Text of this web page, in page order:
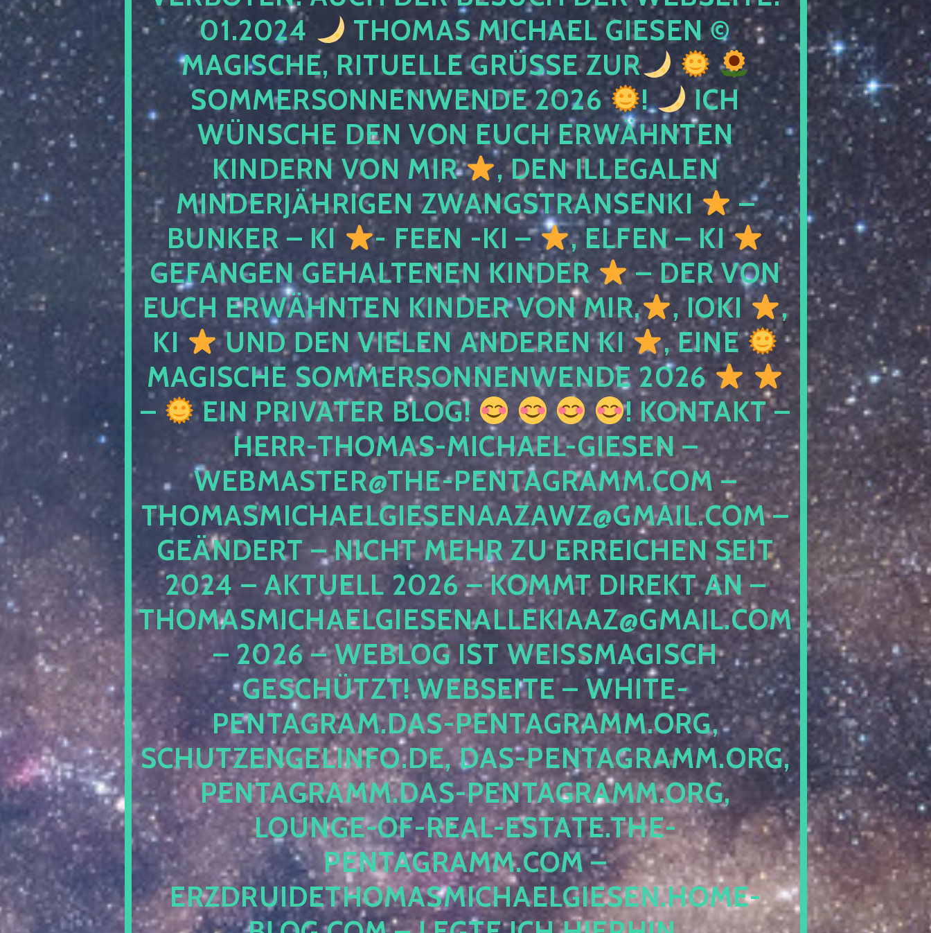
01.2024
THOMAS MICHAEL GIESEN ©
MAGISCHE, RITUELLE GRÜSSE ZUR
SOMMERSONNENWENDE 2026
!
ICH
WÜNSCHE DEN VON EUCH ERWÄHNTEN
KINDERN VON MIR
, DEN ILLEGALEN
MINDERJÄHRIGEN ZWANGSTRANSENKI
–
BUNKER – KI
- FEEN -KI –
, ELFEN – KI
GEFANGEN GEHALTENEN KINDER
– DER VON
EUCH ERWÄHNTEN KINDER VON MIR,
, IOKI
,
KI
UND DEN VIELEN ANDEREN KI
, EINE
MAGISCHE SOMMERSONNENWENDE 2026
–
EIN PRIVATER BLOG!
! KONTAKT –
HERR-THOMAS-MICHAEL-GIESEN –
WEBMASTER@THE-PENTAGRAMM.COM –
THOMASMICHAELGIESENAAZAWZ@GMAIL.COM –
GEÄNDERT – NICHT MEHR ZU ERREICHEN SEIT
2024 – AKTUELL 2026 – KOMMT DIREKT AN –
THOMASMICHAELGIESENALLEKIAAZ@GMAIL.COM
– 2026 – WEBLOG IST WEISSMAGISCH G
ESCHÜTZT! WEBSEITE – WHITE-P
ENTAGRAM.DAS-PENTAGRAMM.ORG, S
CHUTZENGELINFO.DE, DAS-PENTAGRAMM.ORG, P
ENTAGRAMM.DAS-PENTAGRAMM.ORG, L
OUNGE-OF-REAL-ESTATE.THE-P
ENTAGRAMM.COM – E
RZDRUIDETHOMASMICHAELGIESEN.HOME-B